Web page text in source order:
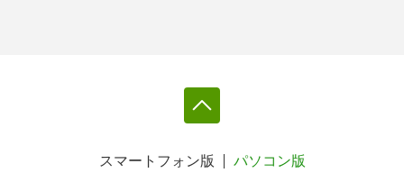
スマートフォン版 パソコン版